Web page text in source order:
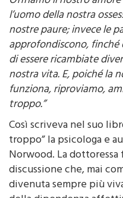
l’uomo della nostra
nostre paure; invece le
approfondiscono,
di essere ricambiate
nostra vita. E, poiché la
funziona, riproviamo,
troppo.”
Così scriveva nel suo
troppo” la psicologa e
Norwood. La
discussione che, mai
divenuta sempre più